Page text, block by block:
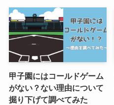
甲子園にはコールドゲーム
がない？ない理由について
掘り下げて調べてみた